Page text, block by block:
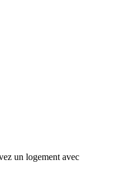
un logement avec